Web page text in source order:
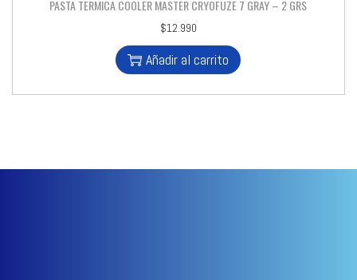
PASTA TERMICA COOLER MASTER CRYOFUZE 7 GRAY – 2 GRS
$12.990
Añadir al carrito